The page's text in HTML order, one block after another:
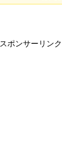
スポンサーリンク